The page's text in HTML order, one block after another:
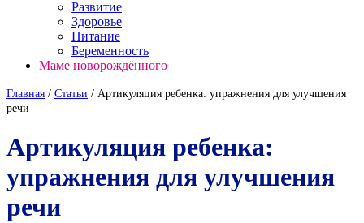
Развитие
Здоровье
Питание
Беременность
Маме новорождённого
Главная / Cтатьи / Артикуляция ребенка: упражнения для улучшения
речи
Артикуляция ребенка:
упражнения для улучшения
речи